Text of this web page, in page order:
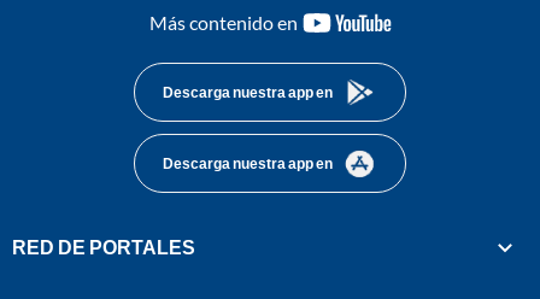
Más contenido en
youtube-
Descarga nuestra app en
Descarga nuestra app en
RED DE PORTALES